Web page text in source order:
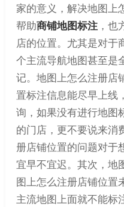
家的意义，解决地图上
帮助商铺地图标注，也
店的位置。尤其是对于
个主流导航地图甚至是
记。地图上怎么注册店
置标注信息能尽早上线
询，如果没有进行地图
的门店，更不要说来消
册店铺位置的问题对于
宜早不宜迟。其次，地
图上怎么注册店铺位置
主流地图上面就不能标